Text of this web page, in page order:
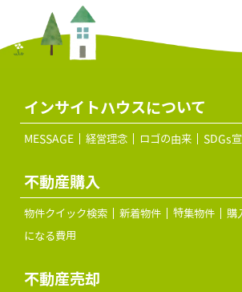
インサイトハウスについて
MESSAGE 経営理念 ロゴの由来 SDGs
不動産購入
物件クイック検索 新着物件 特集物件 購
になる費用
不動産売却